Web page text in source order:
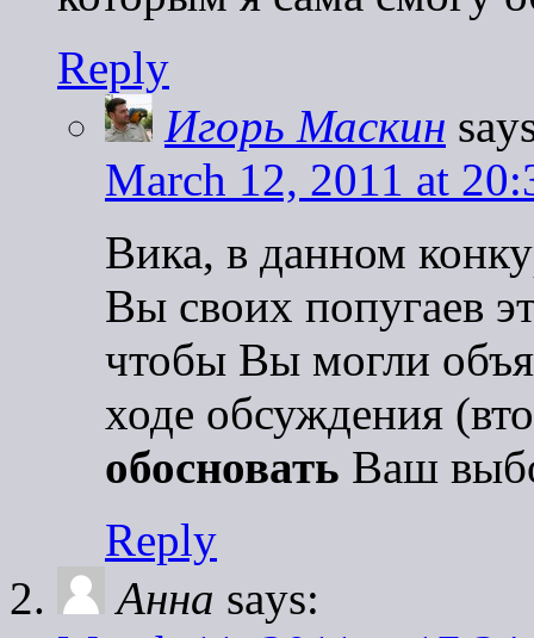
Reply
Игорь Маскин
March 12, 2011 at
Вика, в данном
Вы своих попугаев
чтобы Вы могли
ходе обсуждения
обосновать Ваш
Reply
Анна says: